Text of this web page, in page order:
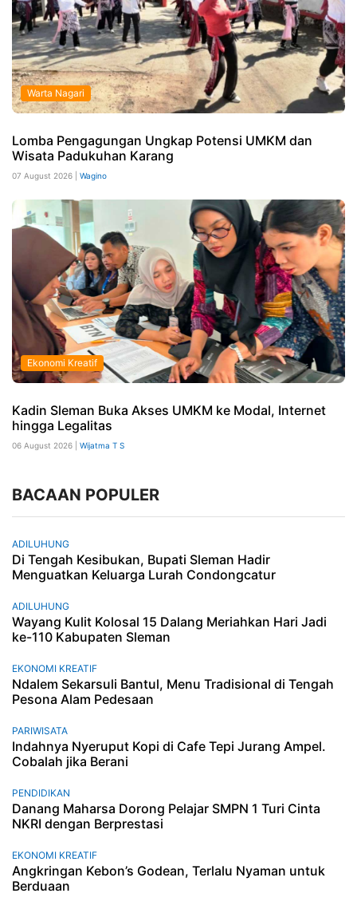
Warta Nagari
Lomba Pengagungan Ungkap Potensi UMKM dan
Wisata Padukuhan Karang
07 August 2026 | Wagino
Ekonomi Kreatif
Kadin Sleman Buka Akses UMKM ke Modal, Internet
hingga Legalitas
06 August 2026 | Wijatma T S
BACAAN POPULER
ADILUHUNG
Di Tengah Kesibukan, Bupati Sleman Hadir
Menguatkan Keluarga Lurah Condongcatur
ADILUHUNG
Wayang Kulit Kolosal 15 Dalang Meriahkan Hari Jadi
ke-110 Kabupaten Sleman
EKONOMI KREATIF
Ndalem Sekarsuli Bantul, Menu Tradisional di Tengah
Pesona Alam Pedesaan
PARIWISATA
Indahnya Nyeruput Kopi di Cafe Tepi Jurang Ampel.
Cobalah jika Berani
PENDIDIKAN
Danang Maharsa Dorong Pelajar SMPN 1 Turi Cinta
NKRI dengan Berprestasi
EKONOMI KREATIF
Angkringan Kebon’s Godean, Terlalu Nyaman untuk
Berduaan